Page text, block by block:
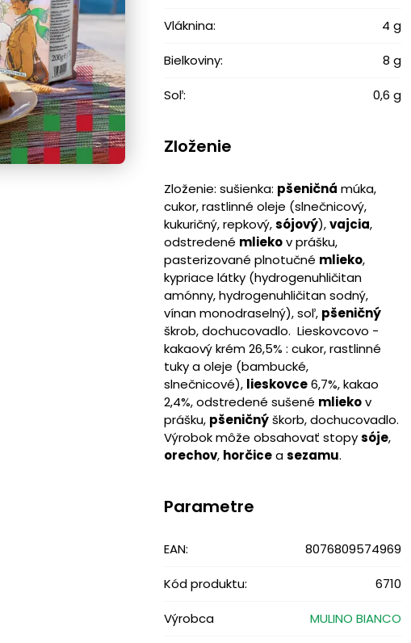
Vláknina: 4 g
Bielkoviny: 8 g
Soľ: 0,6 g
Zloženie
Zloženie: sušienka: pšeničná múka,
cukor, rastlinné oleje (slnečnicový,
kukuričný, repkový,sójový),vajcia,
odstredené mliekov prášku,
pasterizované plnotučné mlieko,
kypriace látky (hydrogenuhličitan
amónny, hydrogenuhličitan sodný,
vínan monodraselný), soľ, pšeničný
škrob, dochucovadlo. Lieskovcovo -
kakaový krém 26,5% : cukor, rastlinné
tuky a oleje (bambucké,
slnečnicové), lieskovce6,7%, kakao
2,4%, odstredené sušené mliekov
prášku, pšeničnýškorb, dochucovadlo.
Výrobok môže obsahovať stopysóje,
orechov, horčiceasezamu.
Parametre
EAN: 8076809574969
Kód produktu: 6710
Výrobca MULINO BIANCO